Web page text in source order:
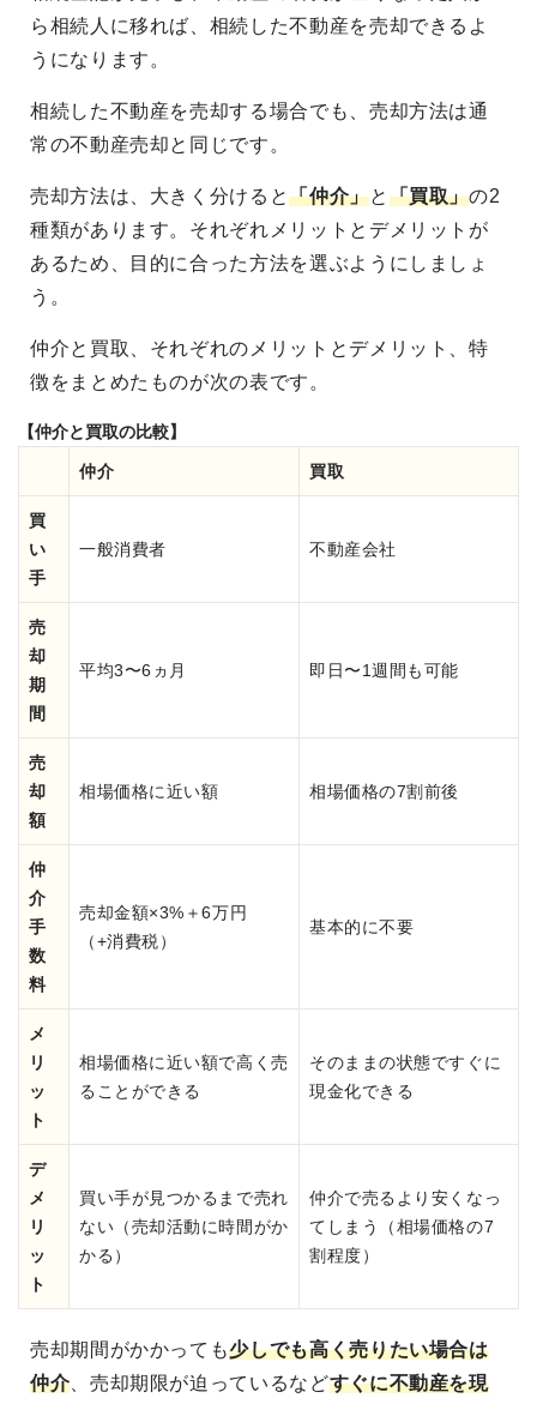
ら相続人に移れば、相続した不動産を売却できるよ
うになります。
相続した不動産を売却する場合でも、売却方法は通
常の不動産売却と同じです。
売却方法は、大きく分けると「仲介」と 「買取」の2
種類があります。それぞれメリットとデメリットが
あるため、目的に合った方法を選ぶようにしましょ
う。
仲介と買取、それぞれのメリットとデメリット、特
徴をまとめたものが次の表です。
【仲介と買取の比較】
仲介 買取
買
い
手
一般消費者 不動産会社
売
却
期
間
平均3〜6ヵ月 即日〜1週間も可能
売
却
額
相場価格に近い額 相場価格の7割前後
仲
介
手
数
料
売却金額×3%＋6万円
（+消費税）
基本的に不要
メ
リ
ッ
ト
相場価格に近い額で高く売
ることができる
そのままの状態ですぐに
現金化できる
デ
メ
リ
ッ
ト
買い手が見つかるまで売れ
ない（売却活動に時間がか
かる）
仲介で売るより安くなっ
てしまう（相場価格の7
割程度）
売却期間がかかっても少しでも高く売りたい場合は
仲介、売却期限が迫っているなどすぐに不動産を現